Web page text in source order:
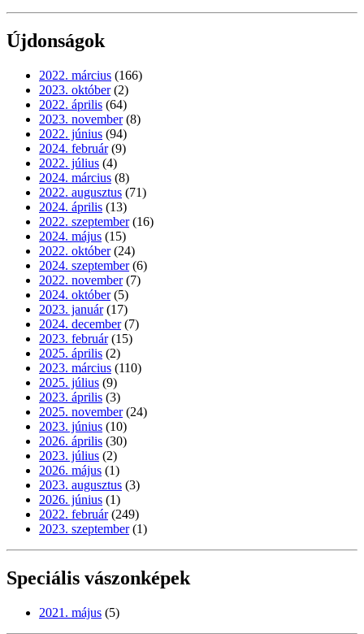
Újdonságok
2022. március (166)
2023. október (2)
2022. április (64)
2023. november (8)
2022. június (94)
2024. február (9)
2022. július (4)
2024. március (8)
2022. augusztus (71)
2024. április (13)
2022. szeptember (16)
2024. május (15)
2022. október (24)
2024. szeptember (6)
2022. november (7)
2024. október (5)
2023. január (17)
2024. december (7)
2023. február (15)
2025. április (2)
2023. március (110)
2025. július (9)
2023. április (3)
2025. november (24)
2023. június (10)
2026. április (30)
2023. július (2)
2026. május (1)
2023. augusztus (3)
2026. június (1)
2022. február (249)
2023. szeptember (1)
Speciális vászonképek
2021. május (5)